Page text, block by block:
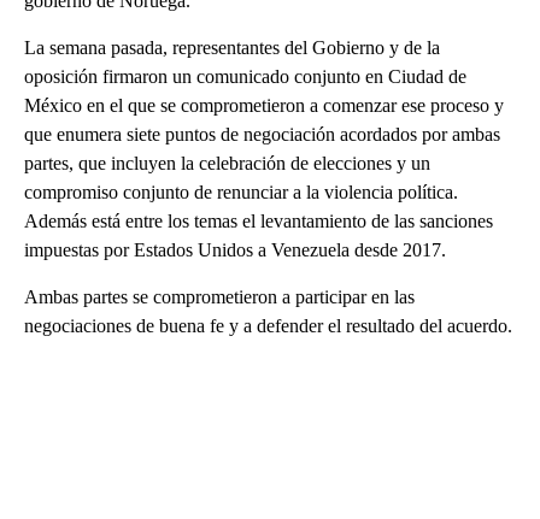
La semana pasada, representantes del Gobierno y de la
oposición firmaron un comunicado conjunto en Ciudad de
México en el que se comprometieron a comenzar ese proceso y
que enumera siete puntos de negociación acordados por ambas
partes, que incluyen la celebración de elecciones y un
compromiso conjunto de renunciar a la violencia política.
Además está entre los temas el levantamiento de las sanciones
impuestas por Estados Unidos a Venezuela desde 2017.
Ambas partes se comprometieron a participar en las
negociaciones de buena fe y a defender el resultado del acuerdo.